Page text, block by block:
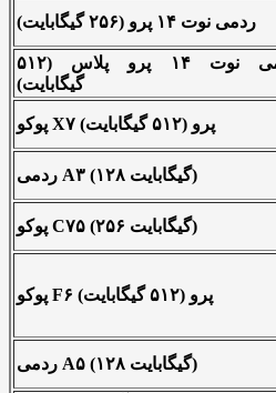
ردمی نوت ۱۴ پرو (۲۵۶ گیگابایت)
ردمی نوت ۱۴ پرو پلاس (۵۱۲
گیگابایت)
پوکو X۷ پرو (۵۱۲ گیگابایت)
ردمی A۳ (۱۲۸ گیگابایت)
پوکو C۷۵ (۲۵۶ گیگابایت)
پوکو F۶ پرو (۵۱۲ گیگابایت)
ردمی A۵ (۱۲۸ گیگابایت)